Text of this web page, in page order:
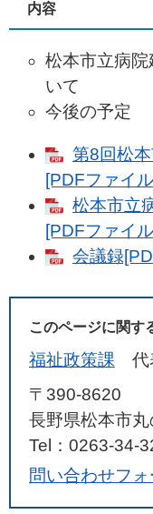
内容
松本市立病
いて
今後の予定
第8回松
[PDFファイ
松本市立
[PDFファイ
会議録
このページに関す
福祉政策課
代
〒390-8620
長野県松本市丸
Tel：0263-34-
問い合わせフ